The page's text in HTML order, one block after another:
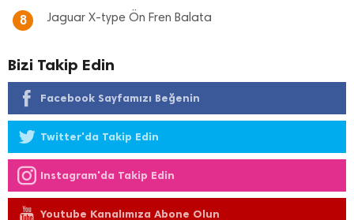
8 Jaguar X-type Ön Fren Balata
Bizi Takip Edin
Facebook Sayfamızı Beğenin
Twitter'da Takip Edin
Instagram'da Takip Edin
Youtube Kanalımıza Abone Olun